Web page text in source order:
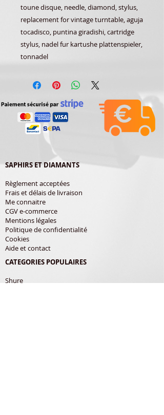
toune disque, needle, diamond, stylus,
replacement for vintage turntable, aguja
tocadisco, puntina giradishi, cartridge
stylus, nadel fur kartushe plattenspieler,
tonnadel
SAPHIRS ET DIAMANTS
Règlement acceptées
Frais et délais de livraison
Me connaitre
CGV e-commerce
Mentions légales
Politique de confidentialité
Cookies
Aide et contact
CATEGORIES POPULAIRES
Shure